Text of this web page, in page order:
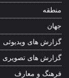
منطقه
جهان
گزارش های ویدیوئی
گزارش های تصویری
فرهنگ و معارف